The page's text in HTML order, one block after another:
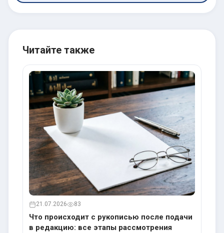
Читайте также
21.07.2026 83
Что происходит с рукописью после подачи
в редакцию: все этапы рассмотрения